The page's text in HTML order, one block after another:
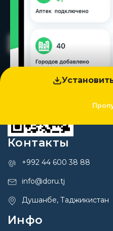
Контакты
+992 44 600 38 88
info@doru.tj
Душанбе, Таджикистан
Инфо